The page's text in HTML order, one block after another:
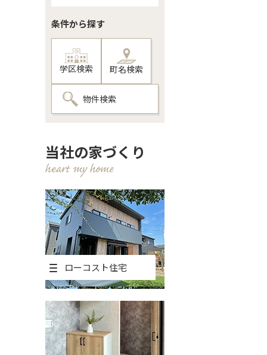
条件から探す
学区検索 町名検索
物件検索
当社の家づくり
ローコスト住宅